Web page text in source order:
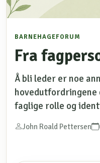
BARNEHAGEFORUM
Fra
Å bli leder er noe
hovedutfordringene
faglige rolle og
John Roald Pettersen